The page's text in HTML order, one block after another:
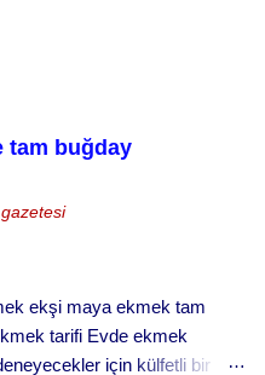
tam buğday
ekşi maya ekmek tam
tarifi Evde ekmek
için külfetli bir